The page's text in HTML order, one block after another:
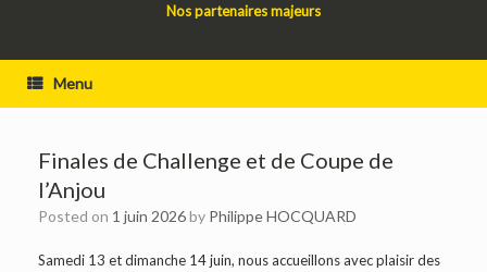
Nos partenaires majeurs
Menu
Finales de Challenge et de Coupe de
l’Anjou
Posted on 1 juin 2026by Philippe HOCQUARD
Samedi 13 et dimanche 14 juin, nous accueillons avec plaisir des